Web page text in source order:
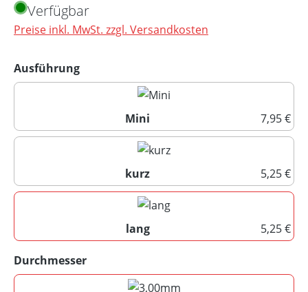
Verfügbar
Preise inkl. MwSt. zzgl. Versandkosten
Ausführungauswählen
Mini
7,95 €
Mini
kurz
5,25 €
kurz
lang
5,25 €
Durchmesserauswählen